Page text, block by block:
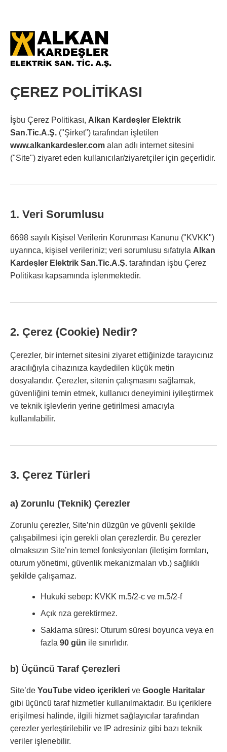
ÇEREZ POLİTİKASI
İşbu Çerez Politikası, Alkan Kardeşler Elektrik
San.Tic.A.Ş. ("Şirket") tarafından işletilen
www.alkankardesler.com alan adlı internet sitesini
("Site") ziyaret eden kullanıcılar/ziyaretçiler için geçerlidir.
1. Veri Sorumlusu
6698 sayılı Kişisel Verilerin Korunması Kanunu ("KVKK")
uyarınca, kişisel verileriniz; veri sorumlusu sıfatıyla Alkan
Kardeşler Elektrik San.Tic.A.Ş. tarafından işbu Çerez
Politikası kapsamında işlenmektedir.
2. Çerez (Cookie) Nedir?
Çerezler, bir internet sitesini ziyaret ettiğinizde tarayıcınız
aracılığıyla cihazınıza kaydedilen küçük metin
dosyalarıdır. Çerezler, sitenin çalışmasını sağlamak,
güvenliğini temin etmek, kullanıcı deneyimini iyileştirmek
ve teknik işlevlerin yerine getirilmesi amacıyla
kullanılabilir.
3. Çerez Türleri
a) Zorunlu (Teknik) Çerezler
Zorunlu çerezler, Site’nin düzgün ve güvenli şekilde
çalışabilmesi için gerekli olan çerezlerdir. Bu çerezler
olmaksızın Site’nin temel fonksiyonları (iletişim formları,
oturum yönetimi, güvenlik mekanizmaları vb.) sağlıklı
şekilde çalışamaz.
Hukuki sebep: KVKK m.5/2-c ve m.5/2-f
Açık rıza gerektirmez.
Saklama süresi: Oturum süresi boyunca veya en
fazla 90 gün ile sınırlıdır.
b) Üçüncü Taraf Çerezleri
Site’de YouTube video içerikleri ve Google Haritalar
gibi üçüncü taraf hizmetler kullanılmaktadır. Bu içeriklere
erişilmesi halinde, ilgili hizmet sağlayıcılar tarafından
çerezler yerleştirilebilir ve IP adresiniz gibi bazı teknik
veriler işlenebilir.